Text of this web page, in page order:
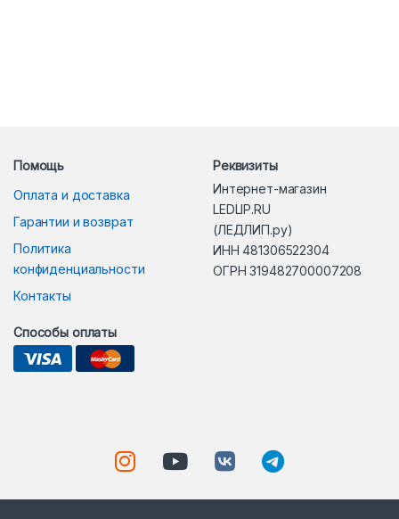
Помощь
Оплата и доставка
Гарантии и возврат
Политика
конфиденциальности
Контакты
Реквизиты
Интернет-магазин
LEDLIP.RU
(ЛЕДЛИП.ру)
ИНН 481306522304
ОГРН 319482700007208
Способы оплаты